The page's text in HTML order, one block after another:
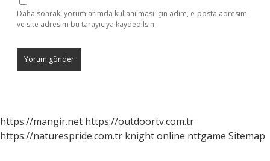
Daha sonraki yorumlarımda kullanılması için adım, e-posta adresim
ve site adresim bu tarayıcıya kaydedilsin.
https://mangir.net https://outdoortv.com.tr
https://naturespride.com.tr knight online nttgame Sitemap